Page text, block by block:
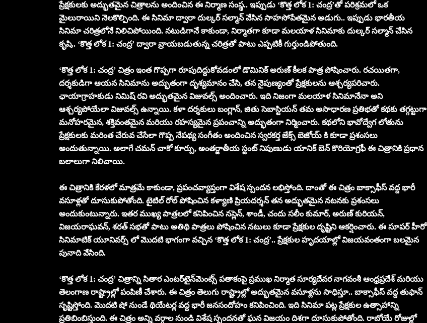
ప్రేక్షకులకు అద్భుతమైన చిత్రాలను అందించిన ఈ నిర్మాణ సంస్థ.. ఇప్పుడు ‘కొత్త లోక 1: చంద్ర’తో పరిశ్రమలో ఒక
మైలురాయిని నెలకొల్పింది. ఈ సినిమా ద్వారా దుల్కర్ సల్మాన్ వేసిన సాహసోపేతమైన అడుగు.. ఇప్పుడు భారతీయ
సినిమా చరిత్రలోనే నిలిచిపోయింది. నటుడిగానే కాకుండా, నిర్మాతగా కూడా మలయాళ సినిమాకు దుల్కర్ సల్మాన్ చేసిన
కృషి.. ‘కొత్త లోక 1: చంద్ర’ ద్వారా వ్రాయబడుతున్న చరిత్రతో పాటు ఎప్పటికీ గుర్తుండిపోతుంది.
‘కొత్త లోక 1: చంద్ర’ చిత్రం ఇంత గొప్పగా రూపుదిద్దుకోవడంలో డొమినిక్ అరుణ్ కీలక పాత్ర పోషించారు. రచయితగా,
దర్శకుడిగా ఆయన సినిమాను అద్భుతంగా దృశ్యమానం చేసి, తన నైపుణ్యంతో ప్రేక్షకులను ఆశ్చర్యపరిచారు.
ఛాయాగ్రాహకుడు నిమిష్ రవి అద్భుతమైన విజువల్స్ అందించారు. ఇది నిజంగా మలయాళ సినిమానేనా అని
ఆశ్చర్యపోయేలా విజువల్స్ ఉన్నాయి. కళా దర్శకులు బంగ్లాన్, జితు సెబాస్టియన్ తమ అసాధారణ ప్రతిభతో కథకు తగ్గట్టుగా
మనోహరమైన, శక్తివంతమైన మరియు రహస్యమైన ప్రపంచాన్ని అద్భుతంగా నిర్మించారు. కథలోని భావోద్వేగ లోతును
ప్రేక్షకులకు మరింత చేరువ చేసేలా గొప్ప నేపథ్య సంగీతం అందించిన స్వరకర్త జేక్స్ బెజోయ్ కి కూడా ప్రశంసలు
అందుతున్నాయి. అలాగే చమన్ చాకో కూర్పు, అంతర్జాతీయ స్టంట్ నిపుణుడు యానిక్ బెన్ కొరియోగ్రఫీ ఈ చిత్రానికి ప్రధాన
బలాలుగా నిలిచాయి.
ఈ చిత్రానికి కేరళలో మాత్రమే కాకుండా, ప్రపంచవ్యాప్తంగా విశేష స్పందన లభిస్తోంది. దాంతో ఈ చిత్రం బాక్సాఫీస్ వద్ద భారీ
వసూళ్లతో దూసుకుపోతోంది. టైటిల్ రోల్ పోషించిన కళ్యాణి ప్రియదర్శన్ తన అద్భుతమైన నటనకు ప్రశంసలు
అందుకుంటున్నారు. ఇతర ముఖ్య పాత్రలలో కనిపించిన నస్లెన్, శాండీ, చందు సలీం కుమార్, అరుణ్ కురియన్,
విజయరాఘవన్, శరత్ సభతో పాటు అతిథి పాత్రలు పోషించిన నటులు కూడా ప్రేక్షకుల దృష్టిని ఆకర్షించారు. ఈ సూపర్ హీరో
సినిమాటిక్ యూనివర్స్ లో మొదటి భాగంగా వచ్చిన ‘కొత్త లోక 1: చంద్ర’.. ప్రేక్షకుల హృదయాల్లో విజయవంతంగా బలమైన
పునాది వేసింది.
‘కొత్త లోక 1: చంద్ర’ చిత్రాన్ని సితార ఎంటర్‌టైన్‌మెంట్స్ పతాకంపై ప్రముఖ నిర్మాత సూర్యదేవర నాగవంశీ ఆంధ్రప్రదేశ్ మరియు
తెలంగాణ రాష్ట్రాల్లో పంపిణీ చేశారు. ఈ చిత్రం తెలుగు రాష్ట్రాల్లో అద్భుతమైన వసూళ్లను సాధిస్తూ.. బాక్సాఫీస్ వద్ద తుఫాన్
సృష్టిస్తోంది. మొదటి షో నుండే థియేటర్ల వద్ద భారీ జనసందోహం కనిపించింది. ఇది సినిమా పట్ల ప్రేక్షకుల ఉత్సాహాన్ని
ప్రతిబింబిస్తుంది. ఈ చిత్రం అన్ని వర్గాల నుండి విశేష స్పందనతో ఘన విజయం దిశగా దూసుకుపోతోంది. రాబోయే రోజుల్లో